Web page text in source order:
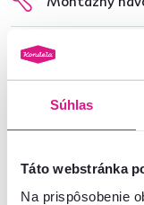
Súhlas
Táto webstránka
Na prispôsobenie
Nenašli
Kontaktujte